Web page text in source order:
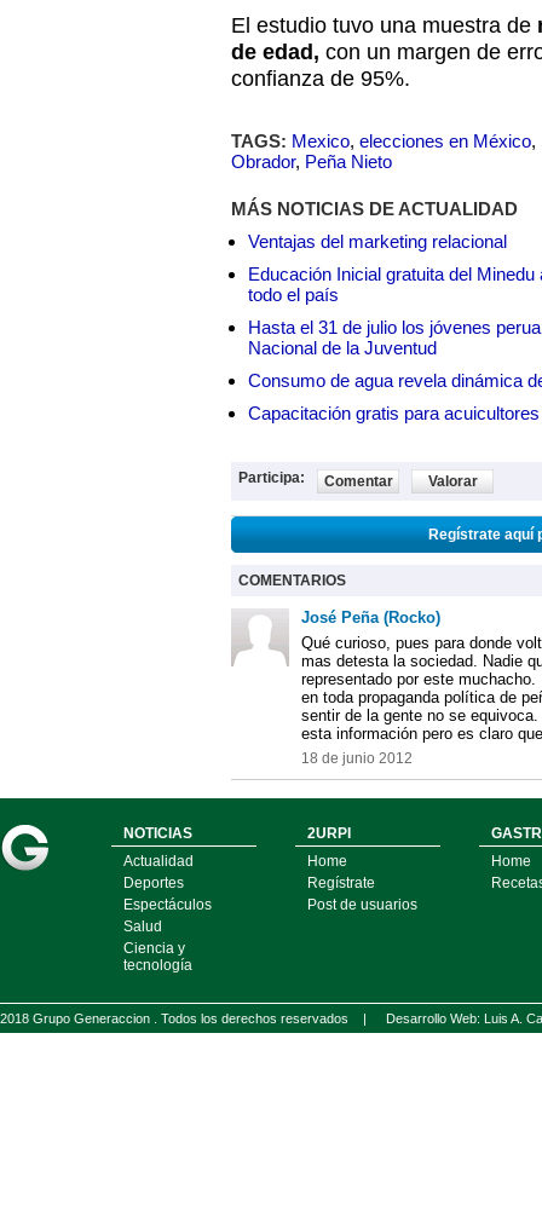
El estudio tuvo una muestra de
de edad, con un margen de
confianza de 95%.
TAGS: Mexico, elecciones en México,
Obrador, Peña Nieto
MÁS NOTICIAS DE ACTUALIDAD
Ventajas del marketing relacional
Educación Inicial gratuita del
todo el país
Hasta el 31 de julio los jóvenes
Nacional de la Juventud
Consumo de agua revela dinámica
Capacitación gratis para
Participa: Comentar Valorar
Regístrate aquí
COMENTARIOS
José Peña (Rocko)
Qué curioso, pues para donde
mas detesta la sociedad. Nadie
representado por este
en toda propaganda política de
sentir de la gente no se
esta información pero es claro
18 de junio 2012
NOTICIAS
Actualidad
Deportes
Espectáculos
Salud
Ciencia y
tecnología
2URPI
Home
Regístrate
Post de usuarios
Home
2018 Grupo Generaccion . Todos los derechos reservados | Desarrollo Web: Luis